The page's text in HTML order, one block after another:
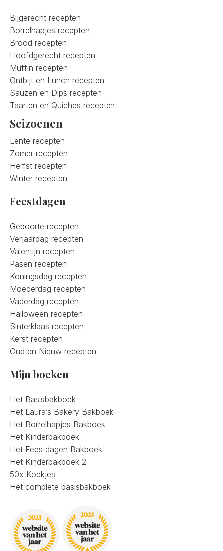
Bijgerecht recepten
Borrelhapjes recepten
Brood recepten
Hoofdgerecht recepten
Muffin recepten
Ontbijt en Lunch recepten
Sauzen en Dips recepten
Taarten en Quiches recepten
Seizoenen
Lente recepten
Zomer recepten
Herfst recepten
Winter recepten
Feestdagen
Geboorte recepten
Verjaardag recepten
Valentijn recepten
Pasen recepten
Koningsdag recepten
Moederdag recepten
Vaderdag recepten
Halloween recepten
Sinterklaas recepten
Kerst recepten
Oud en Nieuw recepten
Mijn boeken
Het Basisbakboek
Het Laura’s Bakery Bakboek
Het Borrelhapjes Bakboek
Het Kinderbakboek
Het Feestdagen Bakboek
Het Kinderbakboek 2
50x Koekjes
Het complete basisbakboek